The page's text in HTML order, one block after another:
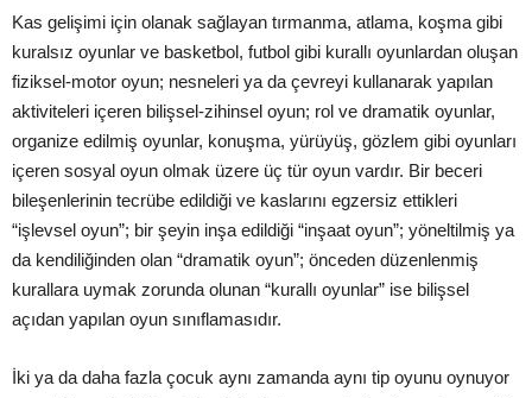
Kas gelişimi için olanak sağlayan tırmanma, atlama, koşma gibi
kuralsız oyunlar ve basketbol, futbol gibi kurallı oyunlardan oluşan
fiziksel-motor oyun; nesneleri ya da çevreyi kullanarak yapılan
aktiviteleri içeren bilişsel-zihinsel oyun; rol ve dramatik oyunlar,
organize edilmiş oyunlar, konuşma, yürüyüş, gözlem gibi oyunları
içeren sosyal oyun olmak üzere üç tür oyun vardır. Bir beceri
bileşenlerinin tecrübe edildiği ve kaslarını egzersiz ettikleri
“işlevsel oyun”; bir şeyin inşa edildiği “inşaat oyun”; yöneltilmiş ya
da kendiliğinden olan “dramatik oyun”; önceden düzenlenmiş
kurallara uymak zorunda olunan “kurallı oyunlar” ise bilişsel
açıdan yapılan oyun sınıflamasıdır.
İki ya da daha fazla çocuk aynı zamanda aynı tip oyunu oynuyor